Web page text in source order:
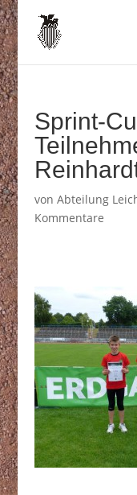
Sprint-
von Abteilung
Kommentare